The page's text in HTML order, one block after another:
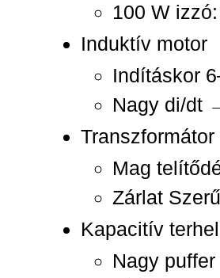
100 W
Induktív motor
Indításkor
Nagy di/dt
Transzformátor
Mag
Zárlat
Kapacitív
Nagy